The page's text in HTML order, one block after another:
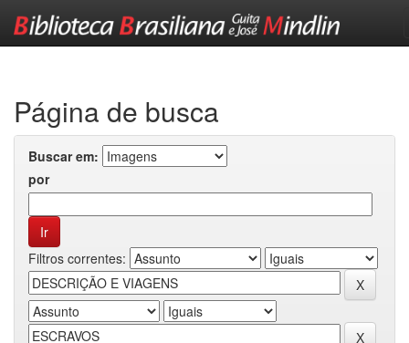
Página de busca
Buscar em:
por
Filtros correntes: